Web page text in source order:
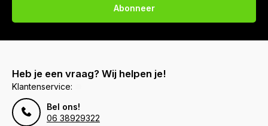
Abonneer
Heb je een vraag? Wij helpen je!
Klantenservice:
Bel ons!
06 38929322